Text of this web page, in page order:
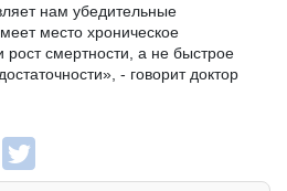
нам убедительные
место хроническое
рост смертности, а не быстрое
- говорит доктор